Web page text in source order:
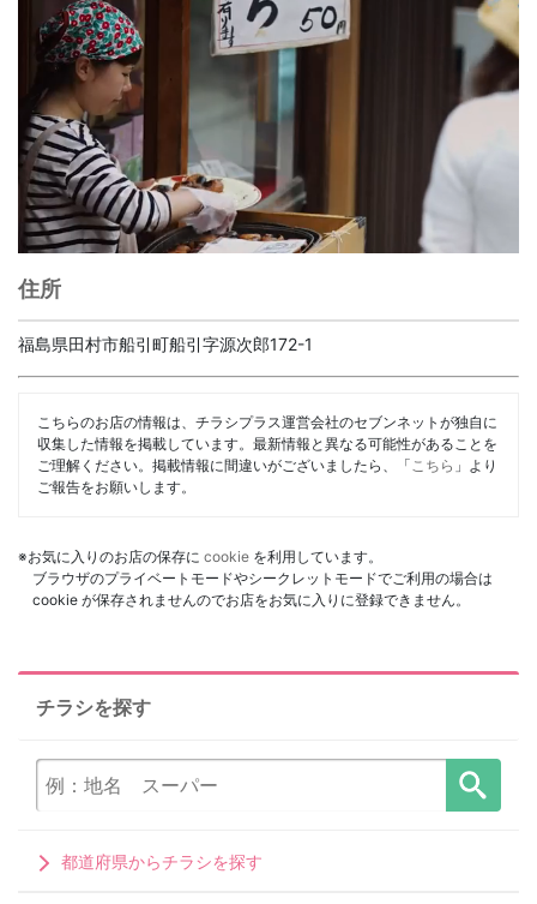
住所
福島県田村市船引町船引字源次郎172-1
こちらのお店の情報は、チラシプラス運営会社のセブンネットが独自に
収集した情報を掲載しています。最新情報と異なる可能性があることを
ご理解ください。掲載情報に間違いがございましたら、「 こちら 」より
ご報告をお願いします。
※お気に入りのお店の保存に cookie を利用しています。
ブラウザのプライベートモードやシークレットモードでご利用の場合は
cookie が保存されませんのでお店をお気に入りに登録できません。
チラシを探す
都道府県からチラシを探す